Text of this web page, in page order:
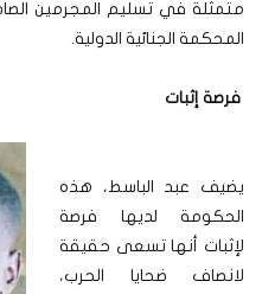
متمثلة في تسليم المجرمين
المحكمة الجنائية الدولية.
فرصة إثبات
يضيف عبد الباسط، هذه
الحكومة لديها فرصة
لإثبات أنها تسعى حقيقة
لانصاف ضحايا الحرب،